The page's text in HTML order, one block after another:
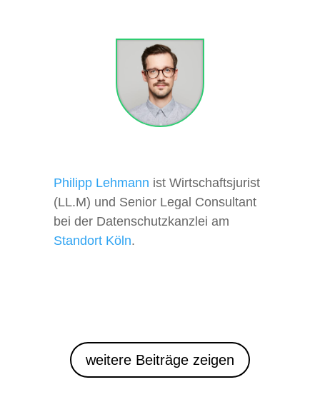
Philipp Lehmann ist Wirtschaftsjurist
(LL.M) und Senior Legal Consultant
bei der Datenschutzkanzlei am
Standort Köln.
weitere Beiträge zeigen